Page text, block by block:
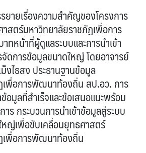
ยายเรื่องความสำคัญของโครงการ
สตร์มหาวิทยาลัยราชภัฏเพื่อการ
หน้าที่ผู้ดูแลระบบและการนำเข้า
ดการข้อมูลขนาดใหญ่ โดยอาจารย์
งไธสง ประธานฐานข้อมูล
เพื่อการพัฒนาท้องถิ่น สป.อว. การ
อมูลที่สำเร็จและข้อเสนอแนะพร้อม
ร กระบวนการนำเข้าข้อมูลสู่ระบบ
ญ่เพื่อขับเคลื่อนยุทธศาสตร์
เพื่อการพัฒนาท้องถิ่น